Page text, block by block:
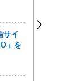
サイ
」を